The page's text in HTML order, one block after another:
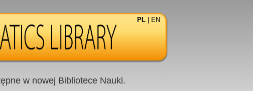
PL EN
w nowej Bibliotece Nauki.